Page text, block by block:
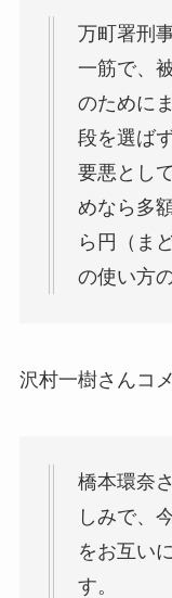
万町署刑
一筋で、
のために
段を選ば
要悪とし
めなら多
ら円（ま
の使い方
沢村一樹さんコ
橋本環奈
しみで、
をお互い
す。